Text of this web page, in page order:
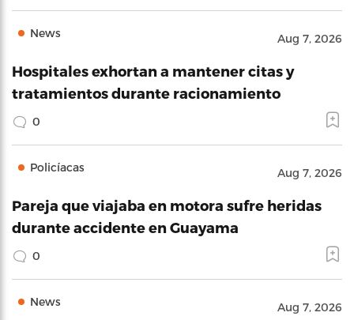
News Aug 7, 2026
Hospitales exhortan a mantener citas y
tratamientos durante racionamiento
0
Policíacas Aug 7, 2026
Pareja que viajaba en motora sufre heridas
durante accidente en Guayama
0
News Aug 7, 2026